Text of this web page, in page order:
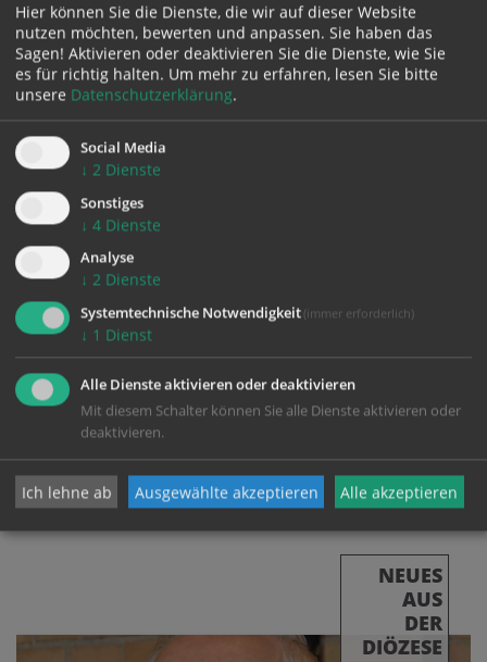
Gruß des Pfarrers
17. November 2020
Keine zukünftigen Termine vorhanden.
ALLE
NEUES
AUS
DER
DIÖZESE
Hier können Sie die Dienste, die wir auf dieser Website
nutzen möchten, bewerten und anpassen. Sie haben das
Sagen! Aktivieren oder deaktivieren Sie die Dienste, wie Sie
es für richtig halten. Um mehr zu erfahren, lesen Sie bitte
unsere Datenschutzerklärung.
Social Media
↓ 2 Dienste
Sonstiges
↓ 4 Dienste
Analyse
↓ 2 Dienste
Systemtechnische Notwendigkeit (immer erforderlich)
↓ 1 Dienst
Alle Dienste aktivieren oder deaktivieren
Mit diesem Schalter können Sie alle Dienste aktivieren oder
deaktivieren.
Ich lehne ab Ausgewählte akzeptieren Alle akzeptieren